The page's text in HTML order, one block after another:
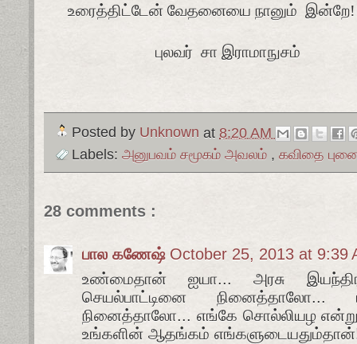
உரைத்திட்டேன் வேதனையை நானும் இன்றே!
புலவர் சா இராமாநுசம்
Posted by Unknown at 8:20 AM
Labels: அனுபவம் சமூகம் அவலம் , கவிதை
28 comments :
பால கணேஷ் October 25, 2013 at 9:39
உண்மைதான் ஐயா... அரசு
செயல்பாட்டினை நினைத்தாலோ...
நினைத்தாலோ... எங்கே சொல்லியழ
உங்களின் ஆதங்கம்